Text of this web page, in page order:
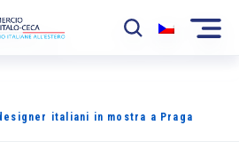
italiani in mostra a Praga